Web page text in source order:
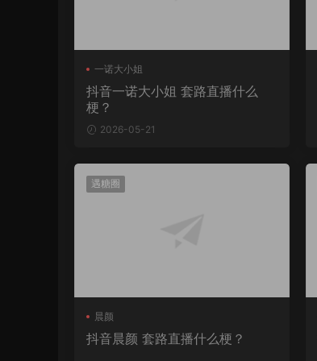
一诺大小姐
抖音一诺大小姐 套路直播什么
梗？
2026-05-21
遇糖圈
晨颜
抖音晨颜 套路直播什么梗？